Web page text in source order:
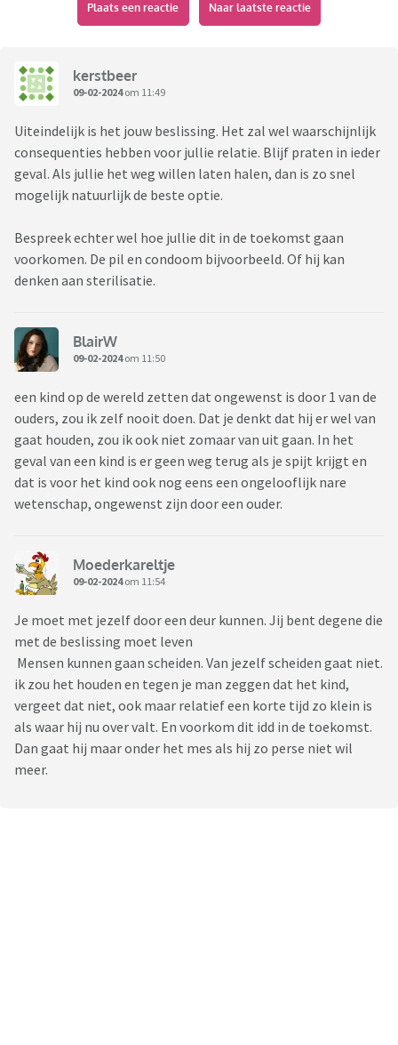
Plaats een reactie Naar laatste reactie
kerstbeer
09-02-2024om 11:49
Uiteindelijk is het jouw beslissing. Het zal wel waarschijnlijk
consequenties hebben voor jullie relatie. Blijf praten in ieder
geval. Als jullie het weg willen laten halen, dan is zo snel
mogelijk natuurlijk de beste optie.
Bespreek echter wel hoe jullie dit in de toekomst gaan
voorkomen. De pil en condoom bijvoorbeeld. Of hij kan
denken aan sterilisatie.
BlairW
09-02-2024om 11:50
een kind op de wereld zetten dat ongewenst is door 1 van de
ouders, zou ik zelf nooit doen. Dat je denkt dat hij er wel van
gaat houden, zou ik ook niet zomaar van uit gaan. In het
geval van een kind is er geen weg terug als je spijt krijgt en
dat is voor het kind ook nog eens een ongelooflijk nare
wetenschap, ongewenst zijn door een ouder.
Moederkareltje
09-02-2024om 11:54
Je moet met jezelf door een deur kunnen. Jij bent degene die
met de beslissing moet leven
Mensen kunnen gaan scheiden. Van jezelf scheiden gaat niet.
ik zou het houden en tegen je man zeggen dat het kind,
vergeet dat niet, ook maar relatief een korte tijd zo klein is
als waar hij nu over valt. En voorkom dit idd in de toekomst.
Dan gaat hij maar onder het mes als hij zo perse niet wil
meer.